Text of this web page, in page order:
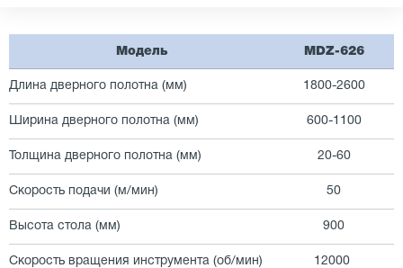
Модель MDZ-626
Длина дверного полотна (мм) 1800-2600
Ширина дверного полотна (мм) 600-1100
Толщина дверного полотна (мм) 20-60
Скорость подачи (м/мин) 50
Высота стола (мм) 900
Скорость вращения инструмента (об/мин) 12000